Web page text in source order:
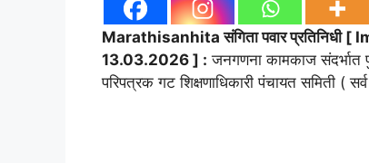
Marathisanhita संगिता पवार
13.03.2026 ] : जनगणना कामकाज संदर्भात
परिपत्रक गट शिक्षणाधिकारी पंचायत समिती (